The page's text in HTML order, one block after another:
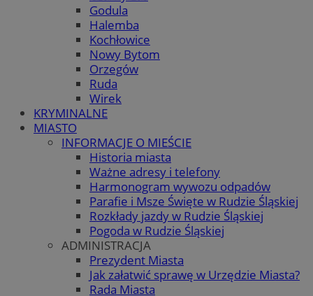
Godula
Halemba
Kochłowice
Nowy Bytom
Orzegów
Ruda
Wirek
KRYMINALNE
MIASTO
INFORMACJE O MIEŚCIE
Historia miasta
Ważne adresy i telefony
Harmonogram wywozu odpadów
Parafie i Msze Święte w Rudzie Śląskiej
Rozkłady jazdy w Rudzie Śląskiej
Pogoda w Rudzie Śląskiej
ADMINISTRACJA
Prezydent Miasta
Jak załatwić sprawę w Urzędzie Miasta?
Rada Miasta